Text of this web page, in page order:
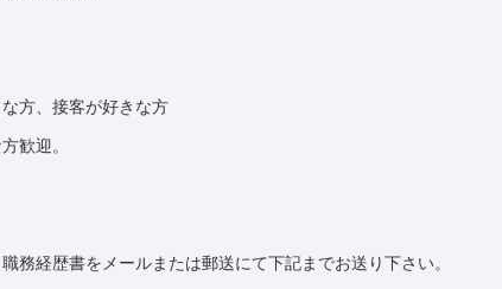
方、接客が好きな方
歓迎。
務経歴書をメールまたは郵送にて下記までお送り下さい。